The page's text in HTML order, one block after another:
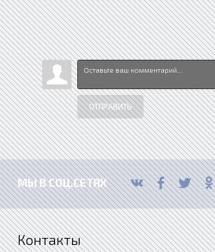
ОТПРАВИТЬ
МЫ В СОЦ.СЕТЯХ
Контакты